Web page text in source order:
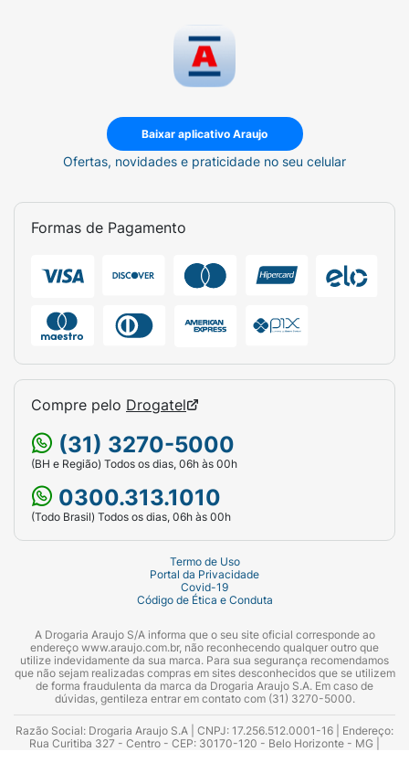
Baixar aplicativo Araujo
Ofertas, novidades e praticidade no seu celular
Formas de Pagamento
Compre pelo Drogatel
(31) 3270-5000
(BH e Região) Todos os dias, 06h às 00h
0300.313.1010
(Todo Brasil) Todos os dias, 06h às 00h
Termo de Uso
Portal da Privacidade
Covid-19
Código de Ética e Conduta
A Drogaria Araujo S/A informa que o seu site oficial corresponde ao
endereço www.araujo.com.br, não reconhecendo qualquer outro que
utilize indevidamente da sua marca. Para sua segurança recomendamos
que não sejam realizadas compras em sites desconhecidos que se utilizem
de forma fraudulenta da marca da Drogaria Araujo S.A. Em caso de
dúvidas, gentileza entrar em contato com (31) 3270-5000.
Razão Social: Drogaria Araujo S.A | CNPJ: 17.256.512.0001-16 | Endereço:
Rua Curitiba 327 - Centro - CEP: 30170-120 - Belo Horizonte - MG |